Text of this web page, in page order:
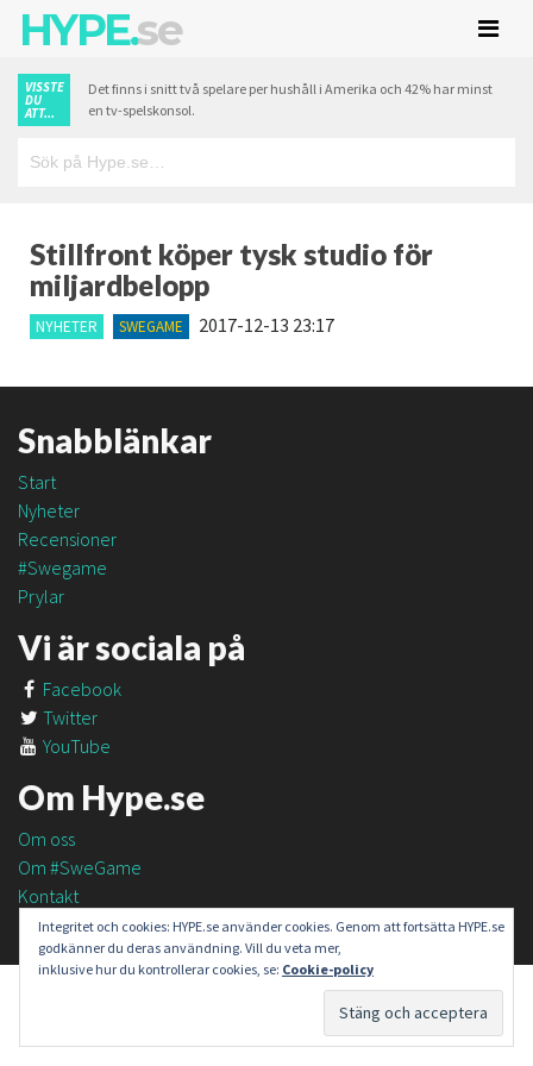
HYPE.se
VISSTE
DU
ATT...
Det finns i snitt två spelare per hushåll i Amerika och 42% har minst
en tv-spelskonsol.
Stillfront köper tysk studio för
miljardbelopp
NYHETER SWEGAME 2017-12-13 23:17
Snabblänkar
Start
Nyheter
Recensioner
#Swegame
Prylar
Vi är sociala på
Facebook
Twitter
YouTube
Om Hype.se
Om oss
Om #SweGame
Kontakt
Integritet och cookies: HYPE.se använder cookies. Genom att fortsätta HYPE.se
godkänner du deras användning. Vill du veta mer,
inklusive hur du kontrollerar cookies, se: Cookie-policy